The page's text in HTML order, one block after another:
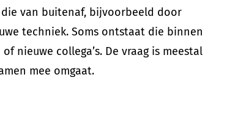
van buitenaf, bijvoorbeeld door
techniek. Soms ontstaat die binnen
nieuwe collega’s. De vraag is meestal
mee omgaat.